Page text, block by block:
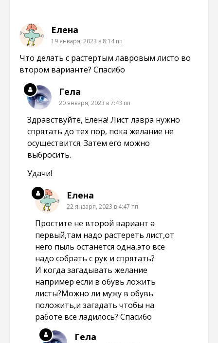
Елена
19 января, 2023 в 8:14 пп
Что делать с растертым лавровым листо во
втором варианте? Спасибо
Гела
20 января, 2023 в 7:43 пп
Здравствуйте, Елена! Лист лавра нужно
спрятать до тех пор, пока желание не
осуществится. Затем его можно
выбросить.
Удачи!
Елена
22 января, 2023 в 4:47 пп
Простите не второй вариант а
первый,там надо растереть лист,от
него пыль останется одна,это все
надо собрать с рук и спрятать?
И когда загадывать желание
например если в обувь ложить
листы?Можно ли мужу в обувь
положить,и загадать чтобы на
работе все ладилось? Спасибо
Гела